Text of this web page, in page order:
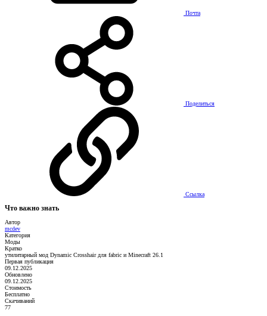
Почта
Поделиться
Ссылка
Что важно знать
Автор
mcdev
Категория
Моды
Кратко
утилитарный мод Dynamic Crosshair для fabric и Minecraft 26.1
Первая публикация
09.12.2025
Обновлено
09.12.2025
Стоимость
Бесплатно
Скачиваний
77